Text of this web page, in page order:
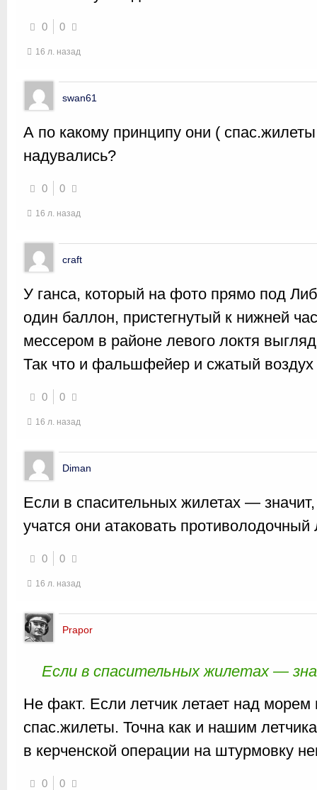
0 0
16 л. назад
swan61
А по какому принципу они (
надувались?
0 0
16 л. назад
craft
У ганса, который на фото прямо под
один баллон, пристегнутый к нижней
мессером в районе левого локтя
Так что и фальшфейер и сжатый
0 0
16 л. назад
Diman
Если в спасительных жилетах —
учатся они атаковать
0 0
16 л. назад
Prapor
Если в спасительных жилетах —
Не факт. Если летчик летает над
спас.жилеты. Точна как и нашим
в керченской операции на штурмовку
0 0